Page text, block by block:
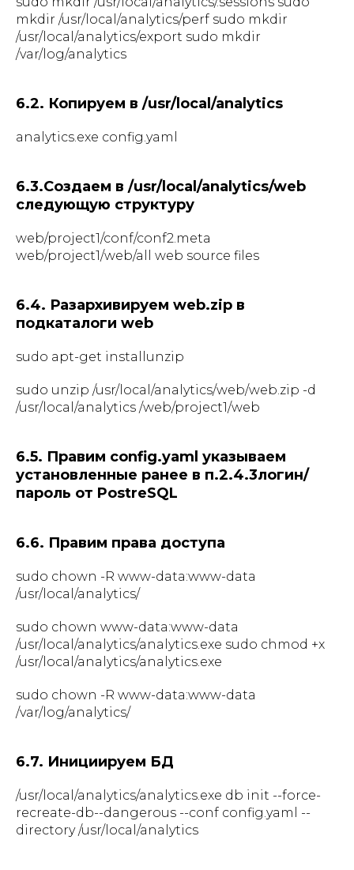
mkdir /usr/local/analytics/perf sudo mkdir
/usr/local/analytics/export sudo mkdir
/var/log/analytics
6.2. Копируем в /usr/local/analytics
analytics.exe config.yaml
6.3.Создаем в /usr/local/analytics/web
следующую структуру
web/project1/conf/conf2.meta
web/project1/web/all web source files
6.4. Разархивируем web.zip в
подкаталоги web
sudo apt-get installunzip
sudo unzip /usr/local/analytics/web/web.zip -d
/usr/local/analytics /web/project1/web
6.5. Правим config.yaml указываем
установленные ранее в п.2.4.3логин/
пароль от PostreSQL
6.6. Правим права доступа
sudo chown -R www-data:www-data
/usr/local/analytics/
sudo chown www-data:www-data
/usr/local/analytics/analytics.exe sudo chmod +x
/usr/local/analytics/analytics.exe
sudo chown -R www-data:www-data
/var/log/analytics/
6.7. Инициируем БД
/usr/local/analytics/analytics.exe db init --force-
recreate-db--dangerous --conf config.yaml --
directory /usr/local/analytics